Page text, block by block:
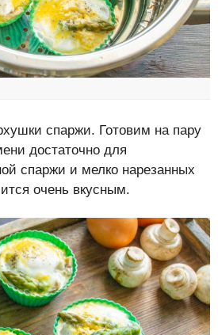
спаржи. Готовим на пару
достаточно для
спаржи и мелко нарезанных
очень вкусным.